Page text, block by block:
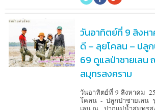
วันอาทิตย์ที่ 9 สิงห
ดี – ลุยโคลน – ปลู
69 ดูแลป่าชายเลน
สมุทรสงคราม
วันอาทิตย์ที่ 9 สิงหาคม
โคลน - ปลูกป่าชายเลน